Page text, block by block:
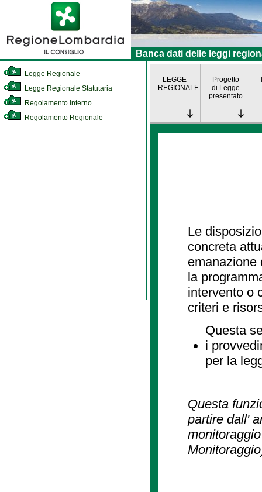
Banca dati delle leggi
Legge Regionale
Legge Regionale Statutaria
Regolamento Interno
Regolamento Regionale
LEGGE
REGIONALE
Progetto
di Legge
presentato
Le
concreta
emanazione
la
intervento o
criteri e
Questa
i
per la
Questa
partire dall'